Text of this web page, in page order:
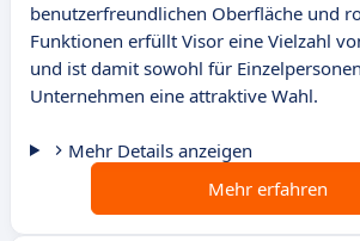
benutzerfreundlichen Oberfläche und
Funktionen erfüllt Visor eine Vielzahl
und ist damit sowohl für
Unternehmen eine attraktive Wahl.
Mehr Details anzeigen
Mehr erfahren